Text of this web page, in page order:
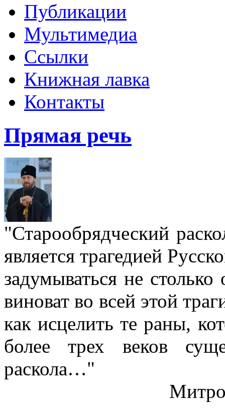
Публикации
Мультимедиа
Ссылки
Книжная лавка
Контакты
Прямая речь
"Старообрядческий
является трагедией
задумываться не
виноват во всей этой
как исцелить те раны,
более трех веков
раскола…"